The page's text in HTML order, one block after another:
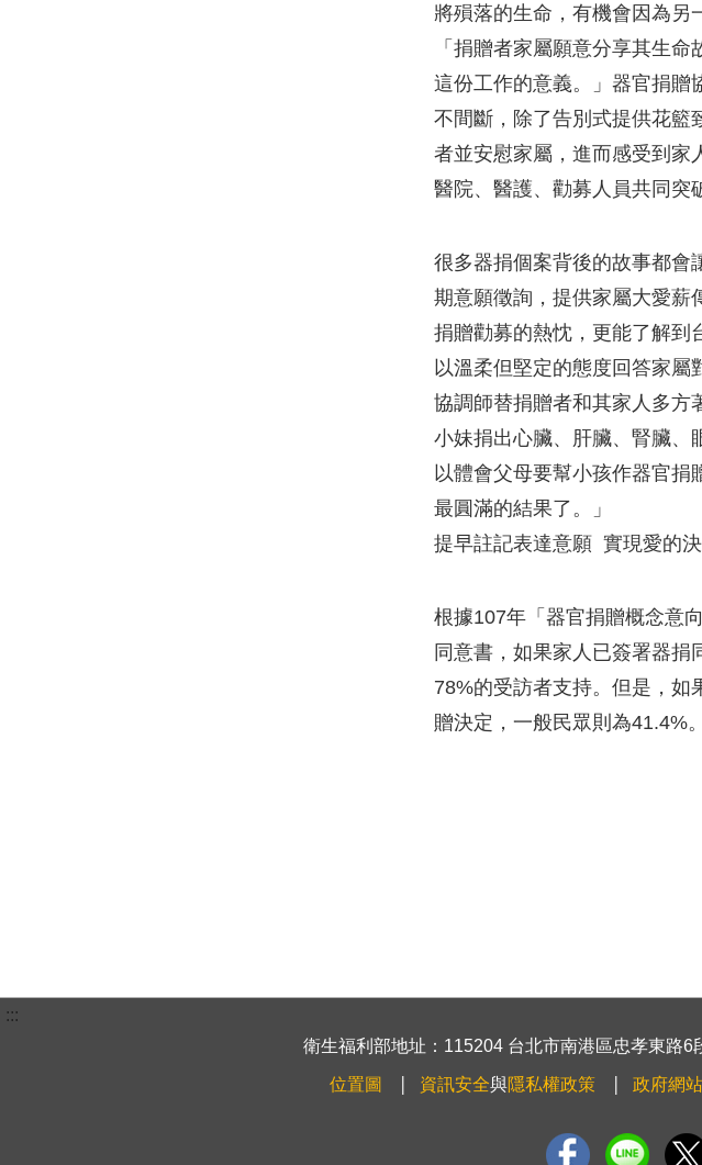
將殞落的生命，有機會因為另
「捐贈者家屬願意分享其生
這份工作的意義。」器官捐贈
不間斷，除了告別式提供花籃
者並安慰家屬，進而感受到家
醫院、醫護、勸募人員共同突
很多器捐個案背後的故事都會
期意願徵詢，提供家屬大愛薪
捐贈勸募的熱忱，更能了解到
以溫柔但堅定的態度回答家
協調師替捐贈者和其家人多方
小妹捐出心臟、肝臟、腎臟、
以體會父母要幫小孩作器官
最圓滿的結果了。」
提早註記表達意願 實現愛的
根據107年「器官捐贈概念意
同意書，如果家人已簽署器
78%的受訪者支持。但是，如
贈決定，一般民眾則為41.4%
:::
衛生福利部地址：115204 台北市南港區忠孝東路
位置圖 資訊安全與隱私權政策 政府網